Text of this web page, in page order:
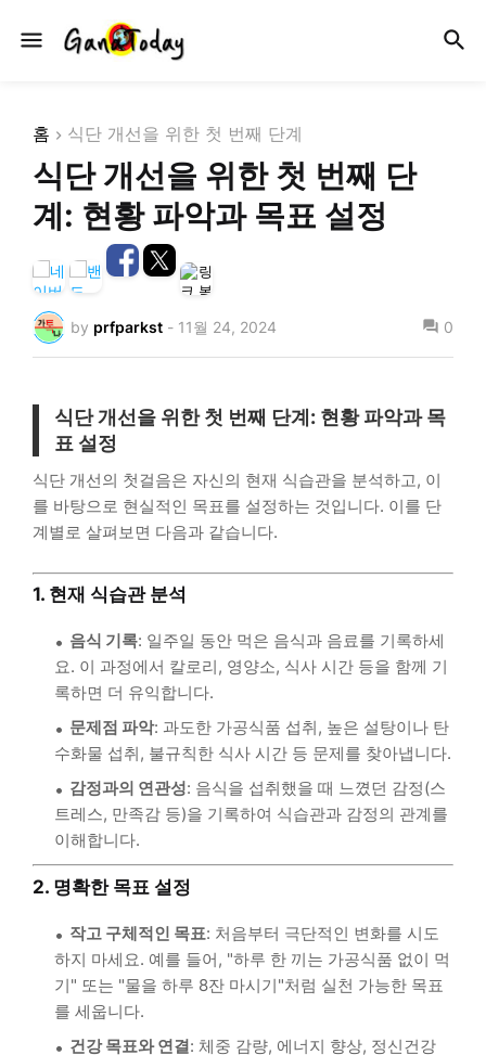
홈 식단 개선을 위한 첫 번째 단계
식단 개선을 위한 첫 번째 단
계: 현황 파악과 목표 설정
by prfparkst - 11월 24, 2024 0
식단 개선을 위한 첫 번째 단계: 현황 파악과 목
표 설정
식단 개선의 첫걸음은 자신의 현재 식습관을 분석하고, 이
를 바탕으로 현실적인 목표를 설정하는 것입니다. 이를 단
계별로 살펴보면 다음과 같습니다.
1. 현재 식습관 분석
음식 기록: 일주일 동안 먹은 음식과 음료를 기록하세
요. 이 과정에서 칼로리, 영양소, 식사 시간 등을 함께 기
록하면 더 유익합니다.
문제점 파악: 과도한 가공식품 섭취, 높은 설탕이나 탄
수화물 섭취, 불규칙한 식사 시간 등 문제를 찾아냅니다.
감정과의 연관성: 음식을 섭취했을 때 느꼈던 감정(스
트레스, 만족감 등)을 기록하여 식습관과 감정의 관계를
이해합니다.
2. 명확한 목표 설정
작고 구체적인 목표: 처음부터 극단적인 변화를 시도
하지 마세요. 예를 들어, "하루 한 끼는 가공식품 없이 먹
기" 또는 "물을 하루 8잔 마시기"처럼 실천 가능한 목표
를 세웁니다.
건강 목표와 연결: 체중 감량, 에너지 향상, 정신건강